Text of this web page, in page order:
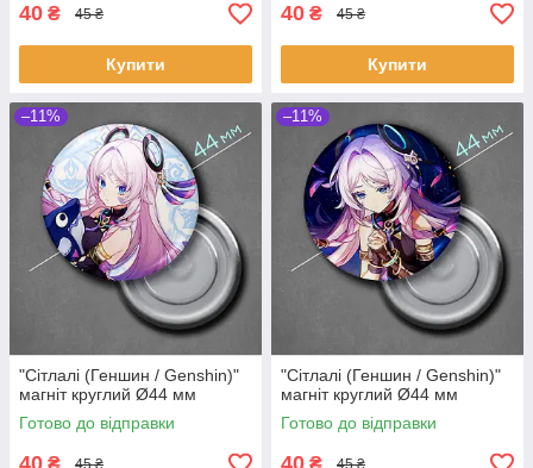
40 ₴ 45 ₴
Купити
40 ₴ 45 ₴
Купити
–11%
"Сітлалі (Геншин / Genshin)"
магніт круглий Ø44 мм
Готово до відправки
40 ₴ 45 ₴
–11%
"Сітлалі (Геншин / Genshin)"
магніт круглий Ø44 мм
Готово до відправки
40 ₴ 45 ₴